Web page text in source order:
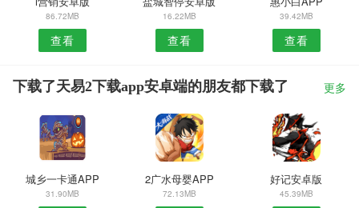
86.72MB
查看
16.22MB
查看
39.42MB
查看
下载了天易2下载app安卓端的朋友都下载了 更多
城乡一卡通APP
31.90MB
2广水母婴APP
72.13MB
好记安卓版
45.39MB